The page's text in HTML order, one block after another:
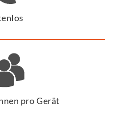
pro Gerät